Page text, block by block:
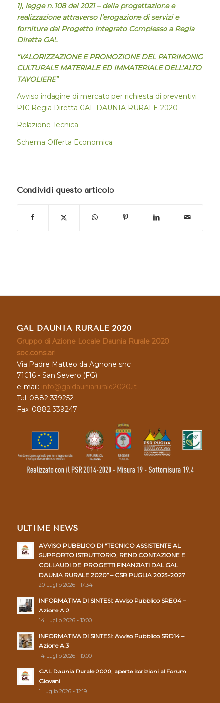
1), legge n. 108 del 2021 – della progettazione e
realizzazione attraverso l’erogazione di servizi e
forniture del Progetto Integrato Complesso a Regia
Diretta GAL
“VALORIZZAZIONE E PROMOZIONE DEL PATRIMONIO
CULTURALE MATERIALE ED IMMATERIALE DELL’ALTO
TAVOLIERE”
Avviso indagine di mercato per richiesta di preventivi
PIC Regia Diretta GAL DAUNIA RURALE 2020
Relazione Tecnica
Schema Offerta Economica
Condividi questo articolo
GAL DAUNIA RURALE 2020
Gruppo di Azione Locale Daunia Rurale 2020
soc.cons.arl
Via Padre Matteo da Agnone snc
71016 - San Severo (FG)
e-mail: info@galdauniarurale2020.it
Tel. 0882 339252
Fax: 0882 339247
ULTIME NEWS
AVVISO PUBBLICO DI “TECNICO ASSISTENTE AL
SUPPORTO ISTRUTTORIO, RENDICONTAZIONE E
COLLAUDI DEI PROGETTI FINANZIATI DAL GAL
DAUNIA RURALE 2020” – CSR PUGLIA 2023-2027
20 Luglio 2026 - 17:34
INFORMATIVA DI SINTESI: Avviso Pubblico SRE04 –
Azione A.2
14 Luglio 2026 - 10:00
INFORMATIVA DI SINTESI: Avviso Pubblico SRD14 –
Azione A.3
14 Luglio 2026 - 10:00
GAL Daunia Rurale 2020, aperte iscrizioni al Forum
Giovani
1 Luglio 2026 - 12:19